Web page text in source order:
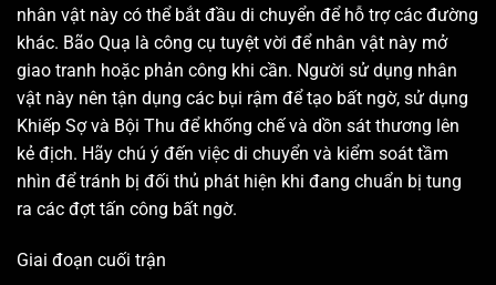
nhân vật này có thể bắt đầu di chuyển để hỗ trợ các đường
khác. Bão Quạ là công cụ tuyệt vời để nhân vật này mở
giao tranh hoặc phản công khi cần. Người sử dụng nhân
vật này nên tận dụng các bụi rậm để tạo bất ngờ, sử dụng
Khiếp Sợ và Bội Thu để khống chế và dồn sát thương lên
kẻ địch. Hãy chú ý đến việc di chuyển và kiểm soát tầm
nhìn để tránh bị đối thủ phát hiện khi đang chuẩn bị tung
ra các đợt tấn công bất ngờ.
Giai đoạn cuối trận